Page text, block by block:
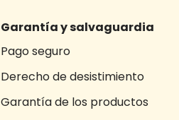
Garantía y salvaguardia
Pago seguro
Derecho de desistimiento
Garantía de los productos